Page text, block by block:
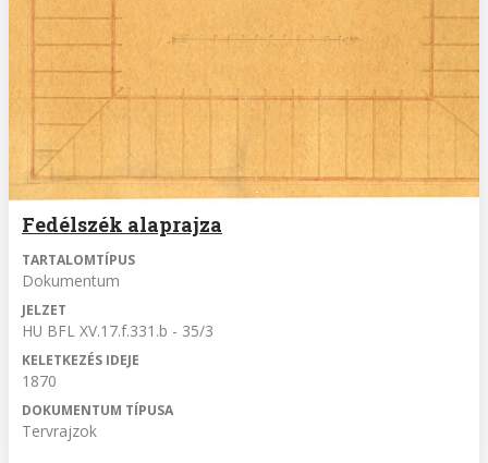
Fedélszék alaprajza
TARTALOMTÍPUS
Dokumentum
JELZET
HU BFL XV.17.f.331.b - 35/3
KELETKEZÉS IDEJE
1870
DOKUMENTUM TÍPUSA
Tervrajzok